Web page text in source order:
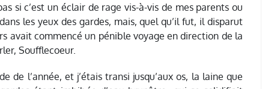
si c’est un éclair de rage vis-à-vis de mes parents ou
les yeux des gardes, mais, quel qu’il fut, il disparut
avait commencé un pénible voyage en direction de la
Soufflecoeur.
de l’année, et j’étais transi jusqu’aux os, la laine que